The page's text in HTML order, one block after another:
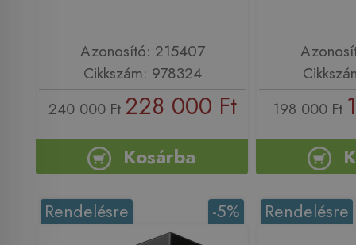
Azonosító: 215407
Cikkszám: 978324
240 000 Ft 228 000 Ft
Kosárba
198 000 Ft
-5%
Rendelésre Rendelésre